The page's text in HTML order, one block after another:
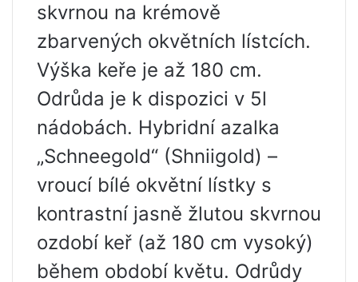
skvrnou na krémově
zbarvených okvětních lístcích.
Výška keře je až 180 cm.
Odrůda je k dispozici v 5l
nádobách. Hybridní azalka
„Schneegold“ (Shniigold) –
vroucí bílé okvětní lístky s
kontrastní jasně žlutou skvrnou
ozdobí keř (až 180 cm vysoký)
během období květu. Odrůdy